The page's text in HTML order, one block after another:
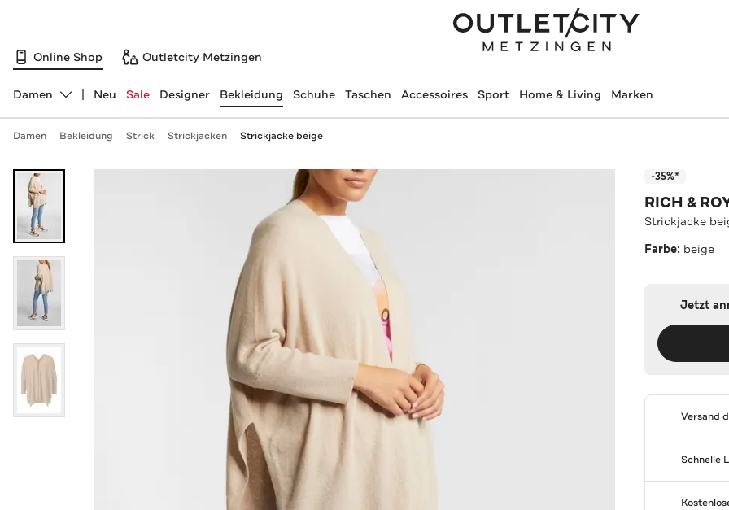
Online Shop Outletcity Metzingen
Abteilung ändern, ausgewählt:
Damen Neu Sale Designer Bekleidung Schuhe Taschen Accessoires Sport Home & Living Marken
Damen Bekleidung Strick Strickjacken Strickjacke beige
-35%*
RICH &
Strickjacke
Farbe: beige
Jetzt
Versand
Schnelle